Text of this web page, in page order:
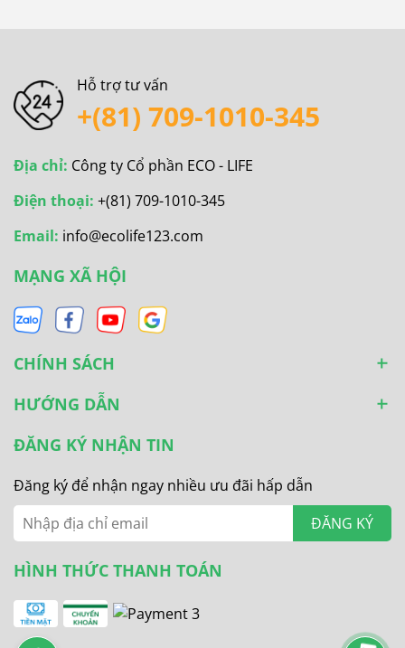
Hỗ trợ tư vấn
+(81) 709-1010-345
Địa chỉ: Công ty Cổ phần ECO - LIFE
Điện thoại: +(81) 709-1010-345
Email: info@ecolife123.com
MẠNG XÃ HỘI
CHÍNH SÁCH
HƯỚNG DẪN
ĐĂNG KÝ NHẬN TIN
Đăng ký để nhận ngay nhiều ưu đãi hấp dẫn
ĐĂNG KÝ
HÌNH THỨC THANH TOÁN